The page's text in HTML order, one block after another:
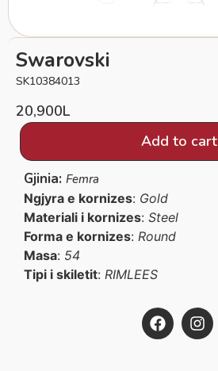
Swarovski
SK10384013
20,900L
Add to cart
Gjinia: Femra
Ngjyra e kornizes: Gold
Materiali i kornizes: Steel
Forma e kornizes: Round
Masa: 54
Tipi i skiletit: RIMLEES